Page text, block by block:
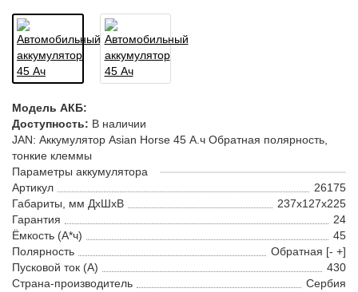
Модель АКБ:
Доступность: В наличии
JAN: Аккумулятор Asian Horse 45 А.ч Обратная полярность,
тонкие клеммы
Параметры аккумулятора
Артикул
26175
Габариты, мм ДхШхВ
237x127x225
Гарантия
24
Ёмкость (А*ч)
45
Полярность
Обратная [- +]
Пусковой ток (А)
430
Страна-производитель
Сербия